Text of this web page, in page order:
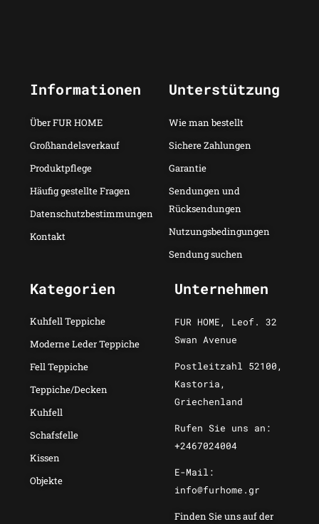
Informationen
Über FUR HOME
Großhandelsverkauf
Produktpflege
Häufig gestellte Fragen
Datenschutzbestimmungen
Kontakt
Unterstützung
Wie man bestellt
Sichere Zahlungen
Garantie
Sendungen und
Rücksendungen
Nutzungsbedingungen
Sendung suchen
Kategorien
Kuhfell Teppiche
Moderne Leder Teppiche
Fell Teppiche
Teppiche/Decken
Kuhfell
Schafsfelle
Kissen
Objekte
Unternehmen
FUR HOME, Leof. 32
Swan Avenue
Postleitzahl 52100,
Kastoria,
Griechenland
Rufen Sie uns an:
+2467024004
E-Mail:
info@furhome.gr
Finden Sie uns auf der